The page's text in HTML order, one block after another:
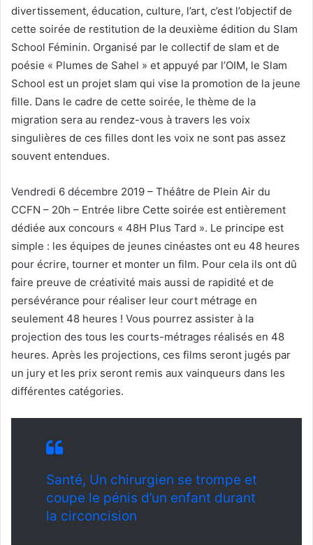
divertissement, éducation, culture, l’art, c’est l’objectif de
cette soirée de restitution de la deuxième édition du Slam
School Féminin. Organisé par le collectif de slam et de
poésie « Plumes de Sahel » et appuyé par l’OIM, le Slam
School est un projet slam qui vise la promotion de la jeune
fille. Dans le cadre de cette soirée, le thème de la
migration sera au rendez-vous à travers les voix
singulières de ces filles dont les voix ne sont pas assez
souvent entendues.
Vendredi 6 décembre 2019 – Théâtre de Plein Air du
CCFN – 20h – Entrée libre Cette soirée est entièrement
dédiée aux concours « 48H Plus Tard ». Le principe est
simple : les équipes de jeunes cinéastes ont eu 48 heures
pour écrire, tourner et monter un film. Pour cela ils ont dû
faire preuve de créativité mais aussi de rapidité et de
persévérance pour réaliser leur court métrage en
seulement 48 heures ! Vous pourrez assister à la
projection des tous les courts-métrages réalisés en 48
heures. Après les projections, ces films seront jugés par
un jury et les prix seront remis aux vainqueurs dans les
différentes catégories.
Santé, Un chirurgien se trompe et
coupe le pénis d’un enfant durant
la circoncision